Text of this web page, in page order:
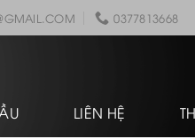
0377813668
LIÊN HỆ